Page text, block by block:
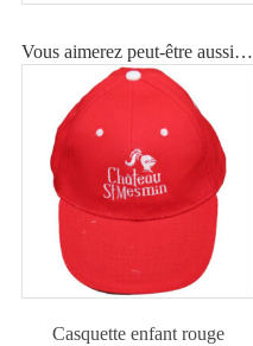
Vous aimerez peut-être aussi…
Casquette enfant rouge